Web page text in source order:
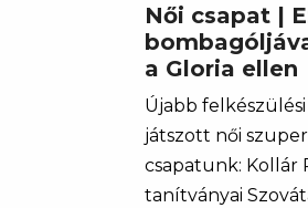
Női csapat |
a Gloria ellen
Újabb
játszott női
csapatunk: Kollár
tanítványai